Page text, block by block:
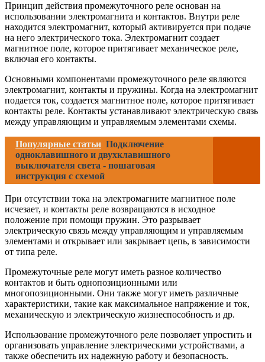
Принцип действия промежуточного реле основан на
использовании электромагнита и контактов. Внутри реле
находится электромагнит, который активируется при подаче
на него электрического тока. Электромагнит создает
магнитное поле, которое притягивает механическое реле,
включая его контакты.
Основными компонентами промежуточного реле являются
электромагнит, контакты и пружины. Когда на электромагнит
подается ток, создается магнитное поле, которое притягивает
контакты реле. Контакты устанавливают электрическую связь
между управляющим и управляемым элементами схемы.
Популярные статьи Подключение
одноклавишного и двухклавишного
выключателя света - пошаговая
инструкция с схемой
При отсутствии тока на электромагните магнитное поле
исчезает, и контакты реле возвращаются в исходное
положение при помощи пружин. Это разрывает
электрическую связь между управляющим и управляемым
элементами и открывает или закрывает цепь, в зависимости
от типа реле.
Промежуточные реле могут иметь разное количество
контактов и быть однопозиционными или
многопозиционными. Они также могут иметь различные
характеристики, такие как максимальное напряжение и ток,
механическую и электрическую жизнеспособность и др.
Использование промежуточного реле позволяет упростить и
организовать управление электрическими устройствами, а
также обеспечить их надежную работу и безопасность.